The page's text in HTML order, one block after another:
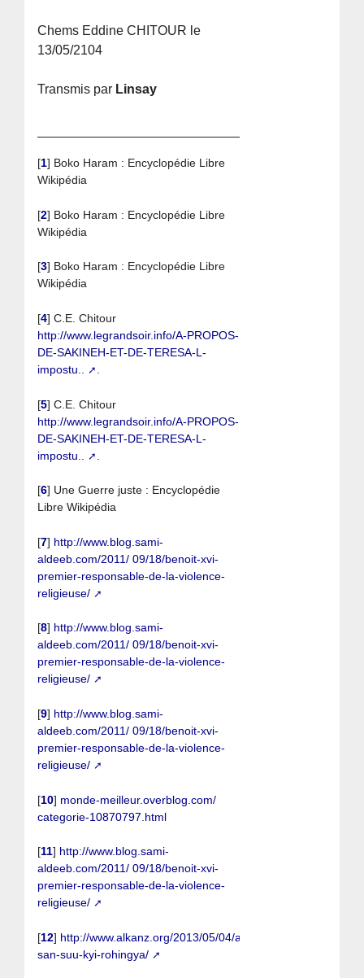
Chems Eddine CHITOUR le
13/05/2104
Transmis par Linsay
[1] Boko Haram : Encyclopédie Libre
Wikipédia
[2] Boko Haram : Encyclopédie Libre
Wikipédia
[3] Boko Haram : Encyclopédie Libre
Wikipédia
[4]C.E. Chitour
http://www.legrandsoir.info/A-PROPOS-
DE-SAKINEH-ET-DE-TERESA-L-
impostu..
[5]C.E. Chitour
http://www.legrandsoir.info/A-PROPOS-
DE-SAKINEH-ET-DE-TERESA-L-
impostu..
[6] Une Guerre juste : Encyclopédie
Libre Wikipédia
[7] http://www.blog.sami-
aldeeb.com/2011/ 09/18/benoit-xvi-
premier-responsable-de-la-violence-
religieuse/
[8] http://www.blog.sami-
aldeeb.com/2011/ 09/18/benoit-xvi-
premier-responsable-de-la-violence-
religieuse/
[9] http://www.blog.sami-
aldeeb.com/2011/ 09/18/benoit-xvi-
premier-responsable-de-la-violence-
religieuse/
[10] monde-meilleur.overblog.com/
categorie-10870797.html
[11] http://www.blog.sami-
aldeeb.com/2011/ 09/18/benoit-xvi-
premier-responsable-de-la-violence-
religieuse/
[12] http://www.alkanz.org/2013/05/04/aung-
san-suu-kyi-rohingya/